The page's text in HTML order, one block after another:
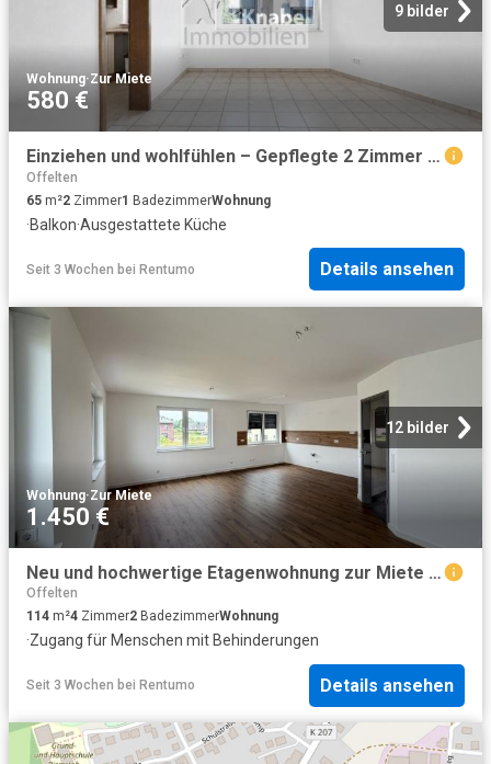
9 bilder
Wohnung·Zur Miete
580 €
Einziehen und wohlfühlen – Gepflegte 2 Zimmer Wohnung mit Einbauküche
Offelten
65 m²2 Zimmer1 BadezimmerWohnung
·Balkon·Ausgestattete Küche
Seit 3 Wochen bei Rentumo Details ansehen
12 bilder
Wohnung·Zur Miete
1.450 €
Neu und hochwertige Etagenwohnung zur Miete in Bissendorf
Offelten
114 m²4 Zimmer2 BadezimmerWohnung
·Zugang für Menschen mit Behinderungen
Seit 3 Wochen bei Rentumo Details ansehen